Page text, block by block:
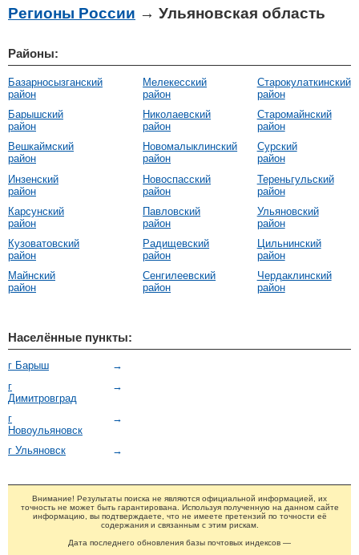
Регионы России → Ульяновская область
Районы:
Базарносызганский
район
Барышский
район
Вешкаймский
район
Инзенский
район
Карсунский
район
Кузоватовский
район
Майнский
район
Мелекесский
район
Николаевский
район
Новомалыклинский
район
Новоспасский
район
Павловский
район
Радищевский
район
Сенгилеевский
район
Старокулаткинский
район
Старомайнский
район
Сурский
район
Тереньгульский
район
Ульяновский
район
Цильнинский
район
Чердаклинский
район
Населённые пункты:
→
г Барыш
→
г
Димитровград
→
г
Новоульяновск
→
г Ульяновск
Внимание! Результаты поиска не являются официальной информацией, их
точность не может быть гарантирована. Используя полученную на данном сайте
информацию, вы подтверждаете, что не имеете претензий по точности её
содержания и связанным с этим рискам.
Дата последнего обновления базы почтовых индексов —